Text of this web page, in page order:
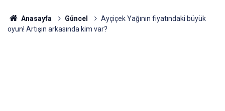
Anasayfa Güncel
Ayçiçek Yağının fiyatındaki büyük
oyun! Artışın arkasında kim var?